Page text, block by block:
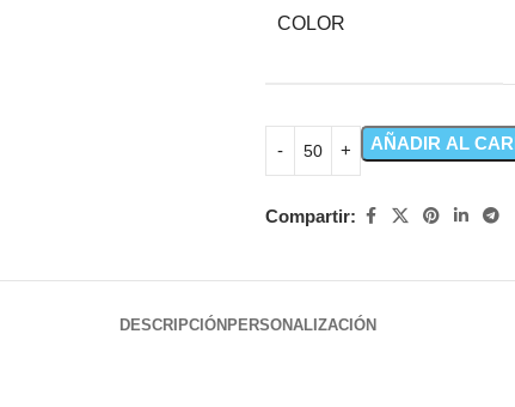
COLOR
AÑADIR AL
Compartir:
DESCRIPCIÓN PERSONALIZACIÓN